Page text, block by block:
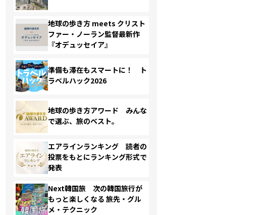
地球の歩き方 meets クリスト
ファー・ノーラン監督最新作
『オデュッセイア』
準備も滞在もスマートに！ ト
ラベルハック2026
地球の歩き方アワード みんな
で選ぶ、旅のベスト。
エアラインランキング 読者の
投票をもとにランキング形式で
発表
Next韓国旅 次の韓国旅行が
もっと楽しくなる 旅先・グル
メ・テクニック